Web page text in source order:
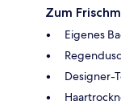
Zum
Eigenes
Designer-